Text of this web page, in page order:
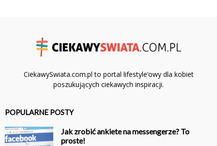
CiekawySwiata.com.pl to portal lifestyle’owy dla kobiet
poszukujących ciekawych inspiracji.
POPULARNE POSTY
Jak zrobić ankiete na messengerze? To
proste!